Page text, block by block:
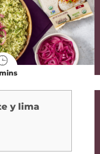
y lima